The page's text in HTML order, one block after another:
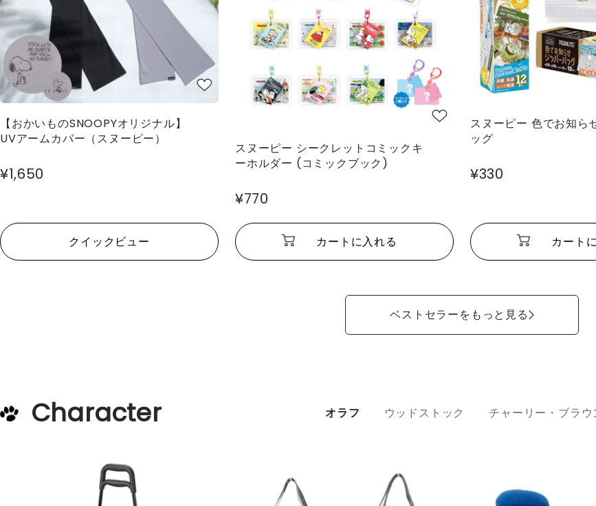
【おかいものSNOOPYオリジナル】
UVアームカバー（スヌーピー）
¥1,650
クイックビュー
スヌーピー シークレットコミックキ
ーホルダー (コミックブック)
¥770
カートに入れる
スヌーピー 色でお知ら
ッグ
¥330
カート
ベストセラーをもっと見る
Character オラフ ウッドストック チャーリー・ブラウ